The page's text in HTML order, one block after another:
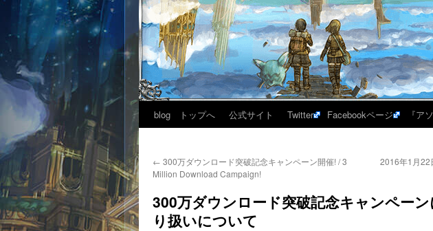
blog トップへ 公式サイト Twitter Facebookページ 『ア
← 300万ダウンロード突破記念キャンペーン開催! / 3
Million Download Campaign!
2016年1月22
300万ダウンロード突破記念キャンペー
り扱いについて